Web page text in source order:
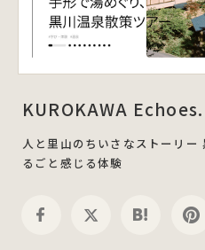
KUROKAWA Echoes.
⼈と⾥⼭のちいさなストーリー
るごと感じる体験